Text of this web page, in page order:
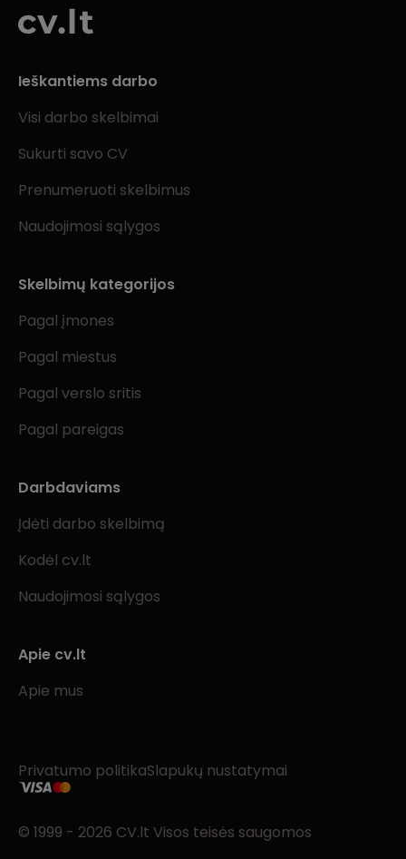
Ieškantiems darbo
Visi darbo skelbimai
Sukurti savo CV
Prenumeruoti skelbimus
Naudojimosi sąlygos
Skelbimų kategorijos
Pagal įmones
Pagal miestus
Pagal verslo sritis
Pagal pareigas
Darbdaviams
Įdėti darbo skelbimą
Kodėl cv.lt
Naudojimosi sąlygos
Apie cv.lt
Apie mus
Privatumo politikaSlapukų nustatymai
© 1999 - 2026 CV.lt Visos teisės saugomos